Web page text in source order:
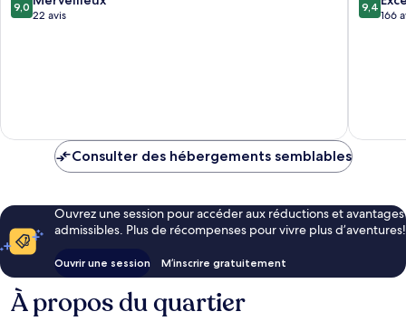
sur
9,0
22 avis
sur
9,4
166
Consulter des hébergements semblables
Ouvrez une session pour accéder aux réductions et avantages
admissibles. Plus de récompenses pour vivre plus d’aventures!
Ouvrir une session M’inscrire gratuitement
À propos du quartier